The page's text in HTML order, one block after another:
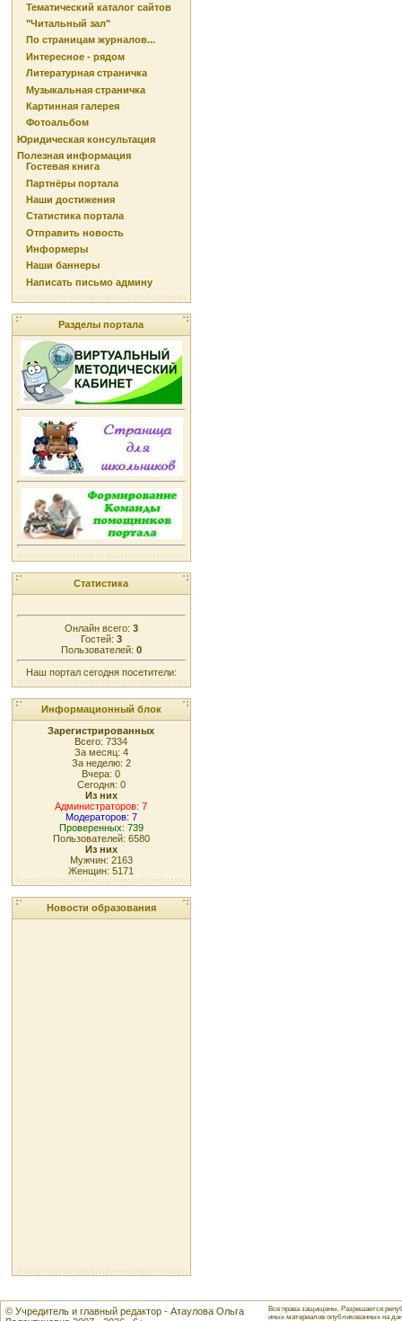
Тематический каталог сайтов
"Читальный зал"
По страницам журналов...
Интересное - рядом
Литературная страничка
Музыкальная страничка
Картинная галерея
Фотоальбом
Юридическая консультация
Полезная информация
Гостевая книга
Партнёры портала
Наши достижения
Статистика портала
Отправить новость
Информеры
Наши баннеры
Написать письмо админу
Разделы портала
Статистика
Онлайн всего: 3
Гостей: 3
Пользователей: 0
Наш портал сегодня посетители:
Информационный блок
Зарегистрированных
Всего: 7334
За месяц: 4
За неделю: 2
Вчера: 0
Сегодня: 0
Из них
Администраторов: 7
Модераторов: 7
Проверенных: 739
Пользователей: 6580
Из них
Мужчин: 2163
Женщин: 5171
Новости образования
© Учредитель и главный редактор - Атаулова Ольга
Все права защищены. Разрешается
иных материалов опубликованных на